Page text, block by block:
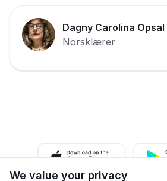
Dagny Carolina Opsal
Norsklærer
We value your privacy